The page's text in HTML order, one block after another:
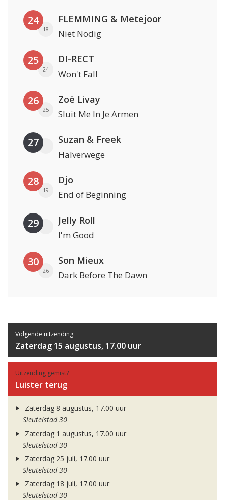
24
18
FLEMMING & Metejoor
Niet Nodig
25
24
DI-RECT
Won't Fall
26
25
Zoë Livay
Sluit Me In Je Armen
27 Suzan & Freek
Halverwege
28
19
Djo
End of Beginning
29 Jelly Roll
I'm Good
30
26
Son Mieux
Dark Before The Dawn
Volgende uitzending:
Zaterdag 15 augustus, 17.00 uur
Uitzending gemist?
Luister terug
Zaterdag 8 augustus, 17.00 uur
Sleutelstad 30
Zaterdag 1 augustus, 17.00 uur
Sleutelstad 30
Zaterdag 25 juli, 17.00 uur
Sleutelstad 30
Zaterdag 18 juli, 17.00 uur
Sleutelstad 30